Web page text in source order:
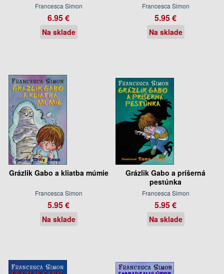
Francesca Simon
6.95 €
Na sklade
Francesca Simon
5.95 €
Na sklade
Grázlik Gabo a kliatba múmie
Francesca Simon
5.95 €
Na sklade
Grázlik Gabo a príšerná
pestúnka
Francesca Simon
5.95 €
Na sklade